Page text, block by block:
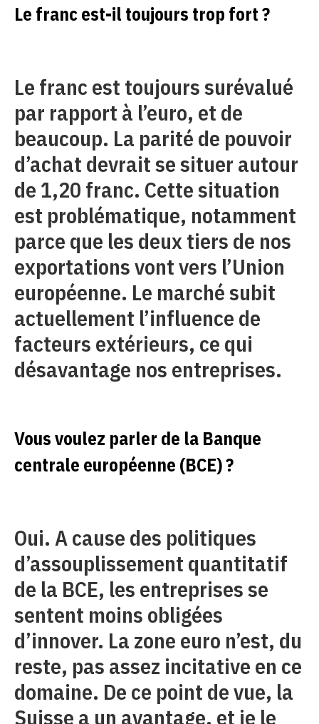
Le franc est-il toujours trop fort ?
Le franc est toujours surévalué
par rapport à l’euro, et de
beaucoup. La parité de pouvoir
d’achat devrait se situer autour
de 1,20 franc. Cette situation
est problématique, notamment
parce que les deux tiers de nos
exportations vont vers l’Union
européenne. Le marché subit
actuellement l’influence de
facteurs extérieurs, ce qui
désavantage nos entreprises.
Vous voulez parler de la Banque
centrale européenne (BCE) ?
Oui. A cause des politiques
d’assouplissement quantitatif
de la BCE, les entreprises se
sentent moins obligées
d’innover. La zone euro n’est, du
reste, pas assez incitative en ce
domaine. De ce point de vue, la
Suisse a un avantage, et je le